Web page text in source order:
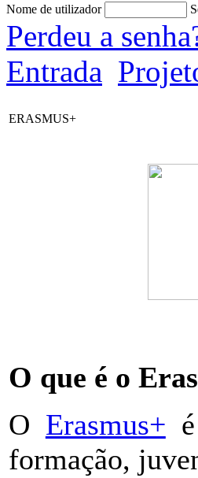
Nome de utilizador
Perdeu a
Entrada
ERASMUS+
O que é o
O Erasmus+
formação,